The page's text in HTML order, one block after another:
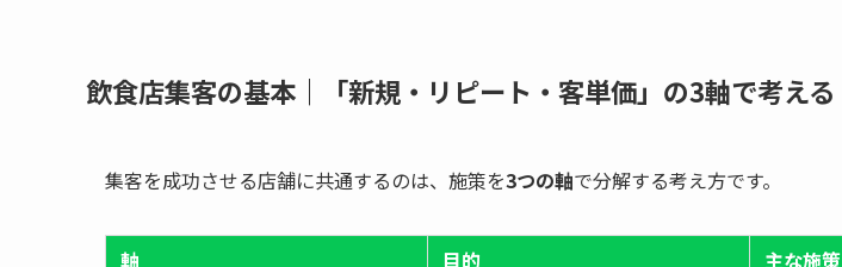
飲食店集客の基本｜「新規・リピート・客単価」の3軸で考える
集客を成功させる店舗に共通するのは、施策を3つの軸で分解する考え方です。
軸 目的
主な施策